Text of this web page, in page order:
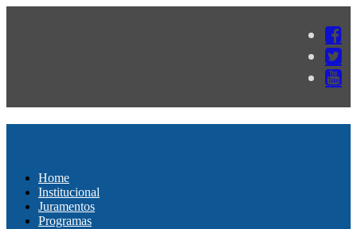
Home
Institucional
Juramentos
Programas